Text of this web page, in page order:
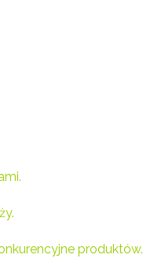
produktów.